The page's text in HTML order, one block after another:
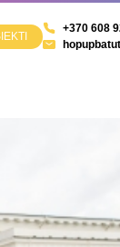
+370 608